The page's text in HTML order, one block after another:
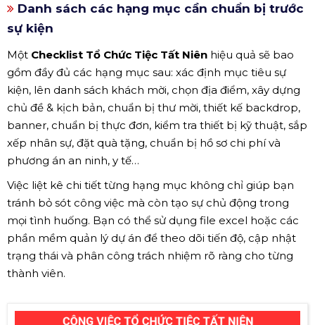
Danh sách các hạng mục cần chuẩn bị trước
sự kiện
Một Checklist Tổ Chức Tiệc Tất Niên hiệu quả sẽ bao
gồm đầy đủ các hạng mục sau: xác định mục tiêu sự
kiện, lên danh sách khách mời, chọn địa điểm, xây dựng
chủ đề & kịch bản, chuẩn bị thư mời, thiết kế backdrop,
banner, chuẩn bị thực đơn, kiểm tra thiết bị kỹ thuật, sắp
xếp nhân sự, đặt quà tặng, chuẩn bị hồ sơ chi phí và
phương án an ninh, y tế…
Việc liệt kê chi tiết từng hạng mục không chỉ giúp bạn
tránh bỏ sót công việc mà còn tạo sự chủ động trong
mọi tình huống. Bạn có thể sử dụng file excel hoặc các
phần mềm quản lý dự án để theo dõi tiến độ, cập nhật
trạng thái và phân công trách nhiệm rõ ràng cho từng
thành viên.